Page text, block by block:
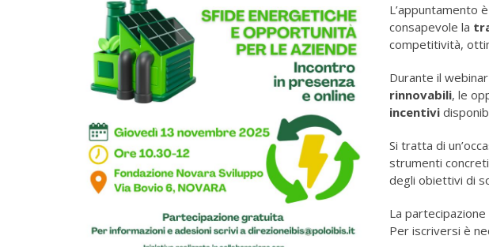
L’appuntamento
consapevole la
competitività,
Durante il
rinnovabili, le
incentivi
Si tratta di
strumenti
degli obiettivi di
La partecipazione
Per iscriversi è